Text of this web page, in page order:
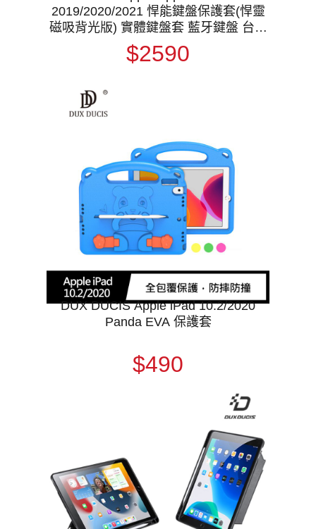
2019/2020/2021 悍能鍵盤保護套(悍靈
磁吸背光版) 實體鍵盤套 藍牙鍵盤 台灣
版 注音 倉頡
$2590
DUX DUCIS Apple iPad 10.2/2020
Panda EVA 保護套
$490